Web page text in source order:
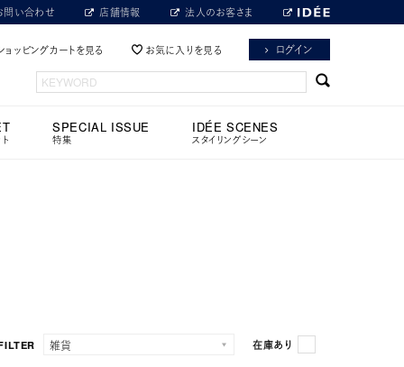
問い合わせ 店舗情報 法人のお客さま
ョッピングカートを見る お気に入りを見る ログイン
SPECIAL ISSUE
特集
IDÉE SCENES
スタイリングシーン
在庫あり